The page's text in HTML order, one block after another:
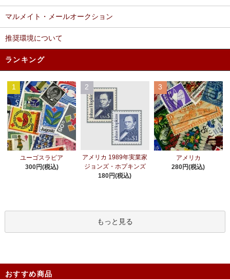
マルメイト・メールオークション
推奨環境について
ランキング
1
ユーゴスラビア
300円(税込)
2
アメリカ 1989年実業家
ジョンズ・ホプキンズ
180円(税込)
3
アメリカ
280円(税込)
もっと見る
おすすめ商品